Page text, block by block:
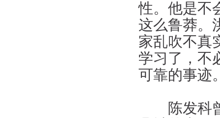
性。他是不
这么鲁莽。
家乱吹不真
学习了，不
可靠的事迹
陈发科曾